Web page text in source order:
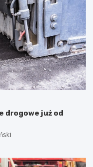
drogowe już od